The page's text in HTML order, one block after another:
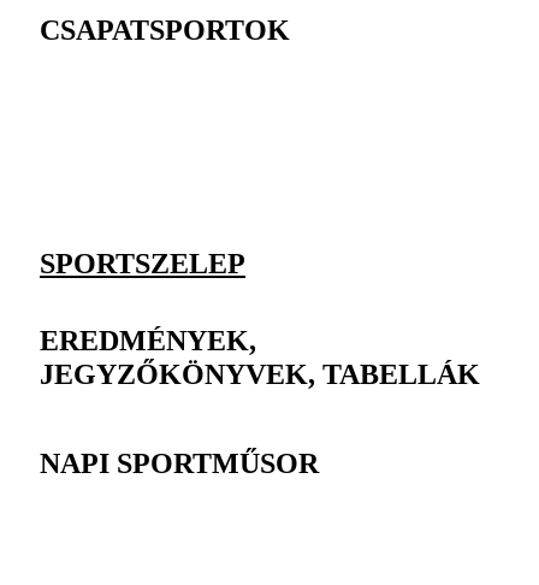
CSAPATSPORTOK
SPORTSZELEP
EREDMÉNYEK,
JEGYZŐKÖNYVEK, TABELLÁK
NAPI SPORTMŰSOR